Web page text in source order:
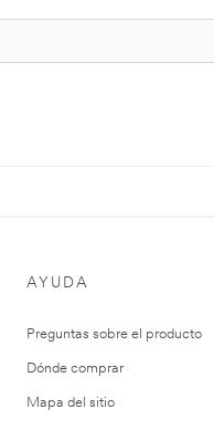
AYUDA
Preguntas sobre el producto
Dónde comprar
Mapa del sitio